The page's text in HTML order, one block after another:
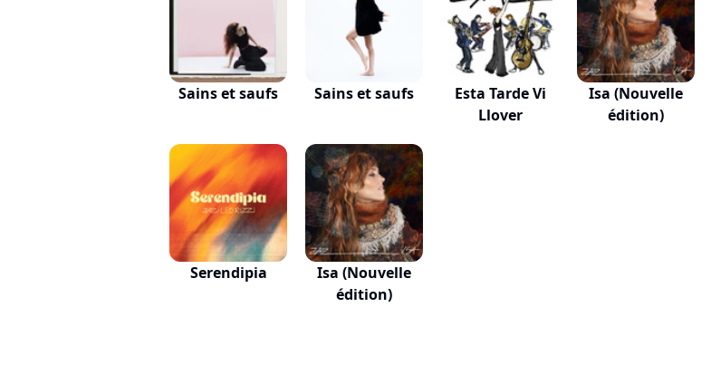
Sains et saufs Sains et saufs
Esta Tarde Vi
Llover
Isa (Nouvelle
édition)
Serendipia
Isa (Nouvelle
édition)